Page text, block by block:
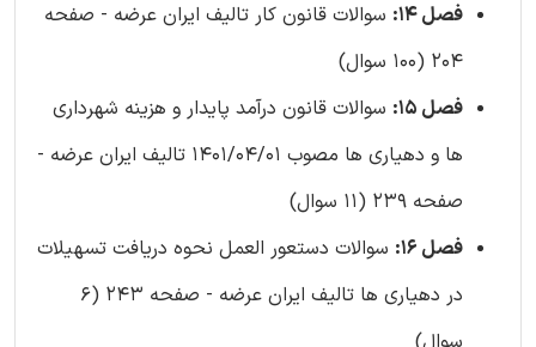
فصل 14:
سوالات قانون کار تالیف ایران عرضه - صفحه
204 (100 سوال)
فصل 15:
سوالات قانون درآمد پایدار و هزینه شهرداری
ها و دهیاری ها مصوب 1401/04/01 تالیف ایران عرضه -
صفحه 239 (11 سوال)
فصل 16:
سوالات دستعور العمل نحوه دریافت تسهیلات
در دهیاری ها تالیف ایران عرضه - صفحه 243 (6